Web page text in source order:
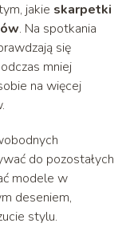
jakie skarpetki
. Na spotkania
się
mniej
na więcej
do pozostałych
modele w
deseniem,
stylu.